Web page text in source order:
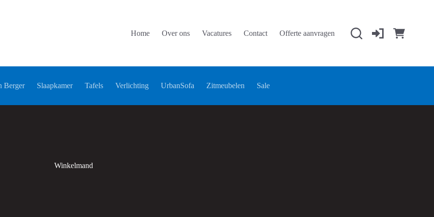
Home Over ons Vacatures Contact Offerte aanvragen
Berger Slaapkamer Tafels Verlichting UrbanSofa Zitmeubelen Sale
Winkelmand